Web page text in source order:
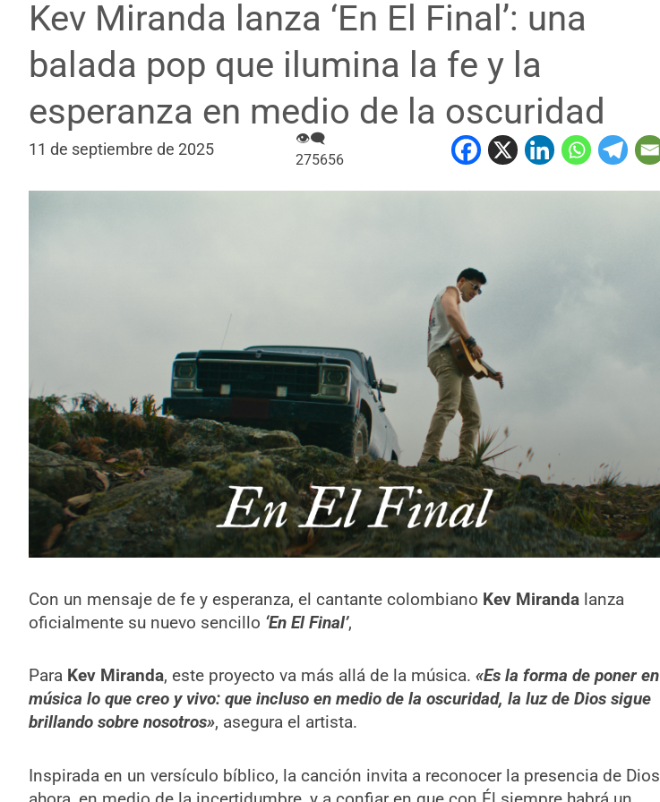
Kev Miranda lanza ‘En El Final’: una
balada pop que ilumina la fe y la
esperanza en medio de la oscuridad
11 de septiembre de 2025
👁‍🗨
275656
Con un mensaje de fe y esperanza, el cantante colombiano Kev Mirandalanza
oficialmente su nuevo sencillo ‘En El Final’,
Para Kev Miranda, este proyecto va más allá de la música. «Es la forma de poner en
música lo que creo y vivo: que incluso en medio de la oscuridad, la luz de Dios sigue
brillando sobre nosotros», asegura el artista.
Inspirada en un versículo bíblico, la canción invita a reconocer la presencia de Dios